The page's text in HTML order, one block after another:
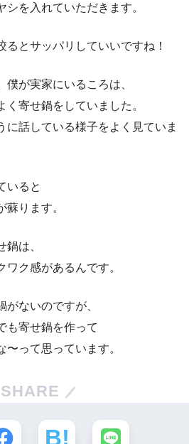
を入れていただきます。
るとサッパリしていいですね！
が実家にいるころは、
寄せ鍋をしていました。
に話している様子をよく見ていま
いると
蘇ります。
鍋は
ク感があるんです。
ないのですが、
も寄せ鍋を作って
って思っています。
SHARE